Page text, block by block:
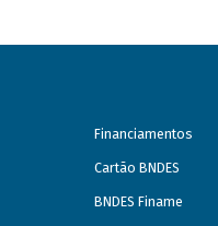
Financiamentos
Cartão BNDES
BNDES Finame